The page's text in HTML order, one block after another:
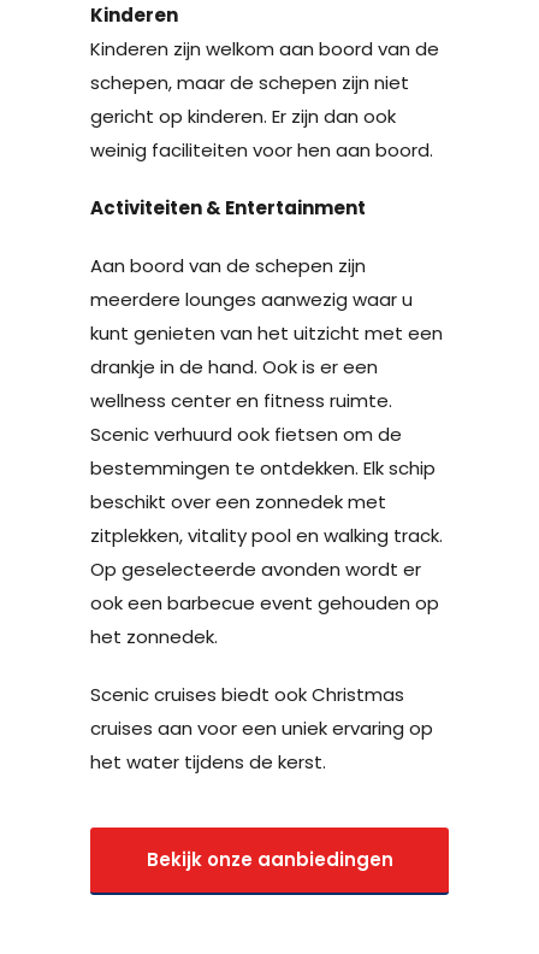
Kinderen
Kinderen zijn welkom aan boord van de
schepen, maar de schepen zijn niet
gericht op kinderen. Er zijn dan ook
weinig faciliteiten voor hen aan boord.
Activiteiten & Entertainment
Aan boord van de schepen zijn
meerdere lounges aanwezig waar u
kunt genieten van het uitzicht met een
drankje in de hand. Ook is er een
wellness center en fitness ruimte.
Scenic verhuurd ook fietsen om de
bestemmingen te ontdekken. Elk schip
beschikt over een zonnedek met
zitplekken, vitality pool en walking track.
Op geselecteerde avonden wordt er
ook een barbecue event gehouden op
het zonnedek.
Scenic cruises biedt ook Christmas
cruises aan voor een uniek ervaring op
het water tijdens de kerst.
Bekijk onze aanbiedingen